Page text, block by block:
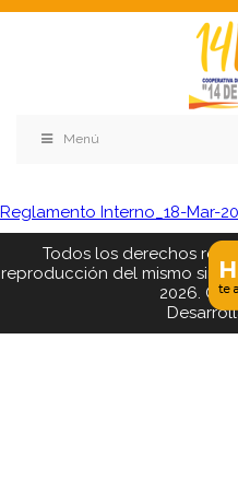
Menú
Reglamento Interno_18-Mar-
Todos los derechos
reproducción del mismo sin
2026.